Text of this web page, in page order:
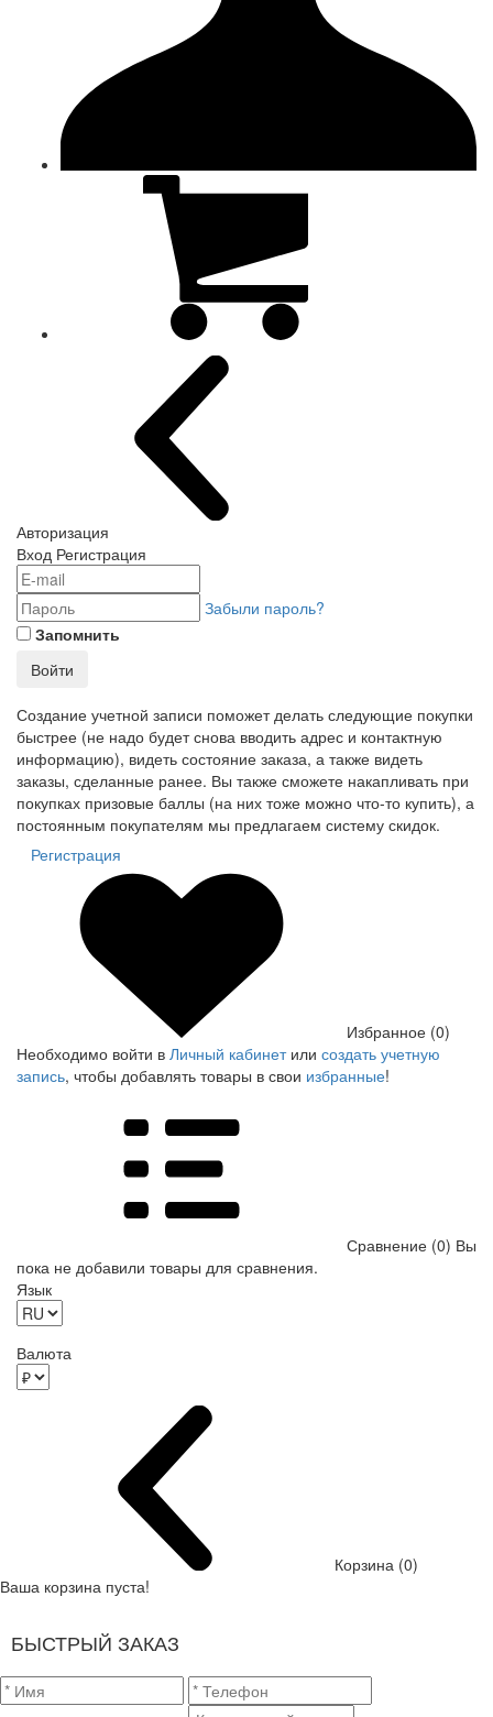
Авторизация
Вход Регистрация
Забыли пароль?
Запомнить
Войти
Создание учетной записи поможет делать следующие покупки
быстрее (не надо будет снова вводить адрес и контактную
информацию), видеть состояние заказа, а также видеть
заказы, сделанные ранее. Вы также сможете накапливать при
покупках призовые баллы (на них тоже можно что-то купить), а
постоянным покупателям мы предлагаем систему скидок.
Регистрация
Избранное (0)
Необходимо войти в Личный кабинетили создать учетную
запись, чтобы добавлять товары в свои избранные!
Сравнение (0) Вы
пока не добавили товары для сравнения.
Язык
Валюта
Корзина (0)
Ваша корзина пуста!
БЫСТРЫЙ ЗАКАЗ